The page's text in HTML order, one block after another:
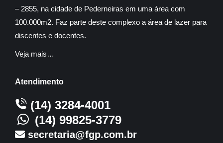
– 2855, na cidade de Pederneiras em uma área com
100.000m2. Faz parte deste complexo a área de lazer para
discentes e docentes.
Veja mais…
Atendimento
(14) 3284-4001
(14) 99825-3779
secretaria@fgp.com.br